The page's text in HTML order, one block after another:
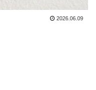
2026.06.09